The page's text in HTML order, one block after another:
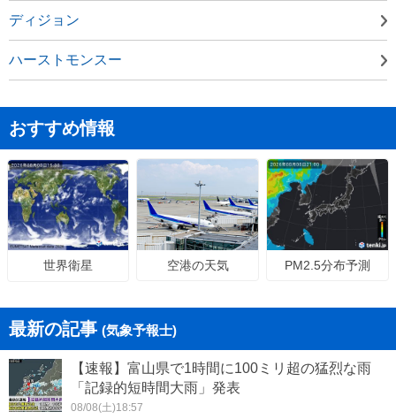
ディジョン
ハーストモンスー
おすすめ情報
世界衛星 空港の天気 PM2.5分布予測
最新の記事 (気象予報士)
【速報】富山県で1時間に100ミリ超の猛烈な雨
「記録的短時間大雨」発表
08/08(土)18:57